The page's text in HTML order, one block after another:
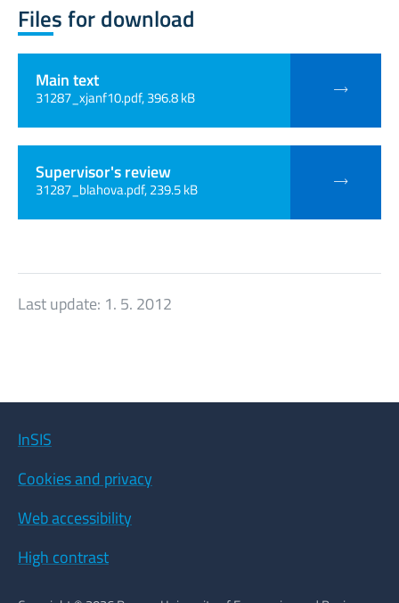
Files for download
Main text
31287_xjanf10.pdf, 396.8 kB
Supervisor's review
31287_blahova.pdf, 239.5 kB
Last update: 1. 5. 2012
InSIS
Cookies and privacy
Web accessibility
High contrast